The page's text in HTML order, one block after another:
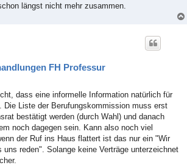
längst nicht mehr zusammen.
FH Professur
dass eine informelle Information natürlich für
Die Liste der Berufungskommission muss erst
bestätigt werden (durch Wahl) und danach
noch dagegen sein. Kann also noch viel
der Ruf ins Haus flattert ist das nur ein "Wir
uns reden". Solange keine Verträge unterzeichnet